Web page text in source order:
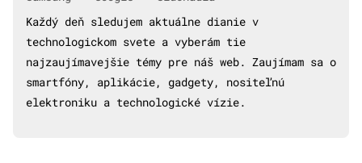
Každý deň sledujem aktuálne dianie v
technologickom svete a vyberám tie
najzaujímavejšie témy pre náš web. Zaujímam sa o
smartfóny, aplikácie, gadgety, nositeľnú
elektroniku a technologické vízie.